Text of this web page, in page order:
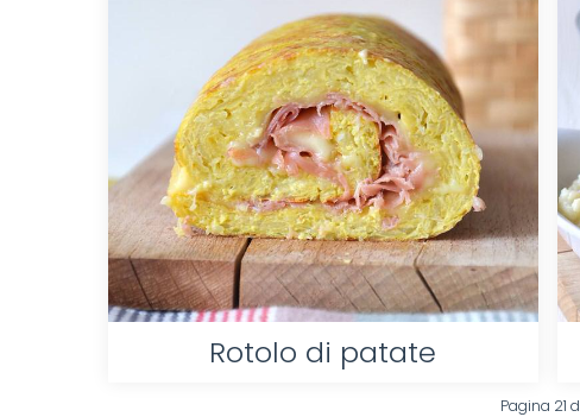
Rotolo di patate
Pagina 21